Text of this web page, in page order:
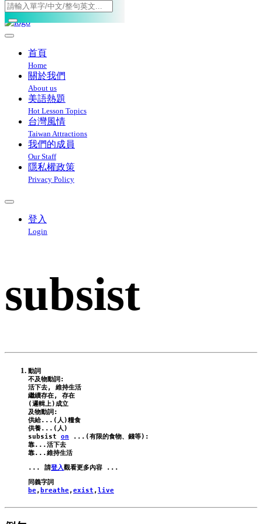
Toggle navigation
首頁
Home
關於我們
About us
美語熱題
Hot Lesson Topics
台灣風情
Taiwan Attractions
我們的成員
Our Staff
隱私權政策
Privacy Policy
登入
Login
subsist
動詞
不及物動詞:
活下去, 維持生活
繼續存在, 存在
(邏輯上)成立
及物動詞:
供給...(人)糧食
subsist
on ...(有限的食物、錢等):
靠...活下去
... 請登入
be, breathe,exist ,live